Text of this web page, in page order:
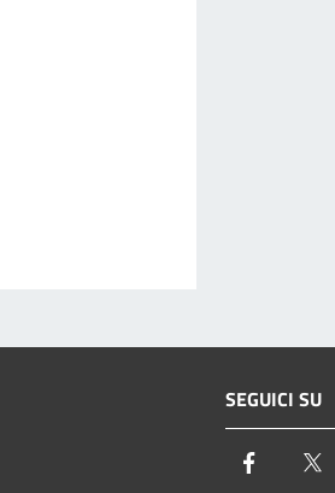
SEGUICI SU
Facebook